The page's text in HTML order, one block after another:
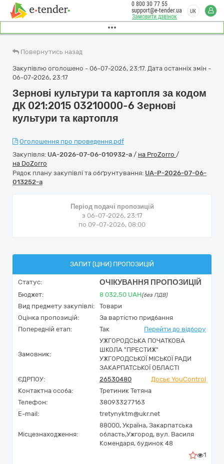
Замовити дзвінок
0 800 30 77 55
support@e-tender.ua
UK
Повернутись назад
Закупівлю оголошено - 06-07-2026, 23:17. Дата останніх змін -
06-07-2026, 23:17
Зернові культури та картопля за кодом
ДК 021:2015 03210000-6 Зернові
культури та картопля
Оголошення про проведення.pdf
Закупівля: UA-2026-07-06-010932-a / на ProZorro /
на DoZorro
Рядок плану закупівлі та обґрунтування: UA-P-2026-07-06-
013252-a
Період подачі пропозицій
з 06-07-2026, 23:17
по 09-07-2026, 08:00
ЗАПИТ (ЦІНИ) ПРОПОЗИЦІЙ
Статус: ОЧІКУВАННЯ ПРОПОЗИЦІЙ
Бюджет: 8 032,50 UAH(без ПДВ)
Вид предмету закупівлі:
Товари
Оцінка пропозицій:
За вартістю придбання
Попередній етап:
Так Перейти до відбору
Замовник:
УЖГОРОДСЬКА ПОЧАТКОВА
ШКОЛА "ПРЕСТИЖ"
УЖГОРОДСЬКОЇ МІСЬКОЇ РАДИ
ЗАКАРПАТСЬКОЇ ОБЛАСТІ
ЄДРПОУ:
26530480
Досьє YouControl
Контактна особа:
Третиник Тетяна
Телефон:
380933277163
E-mail:
tretynyktm@ukr.net
Місцезнаходження:
88000, Україна, Закарпатська
область,Ужгород, вул. Василя
Комендаря, будинок 48
1